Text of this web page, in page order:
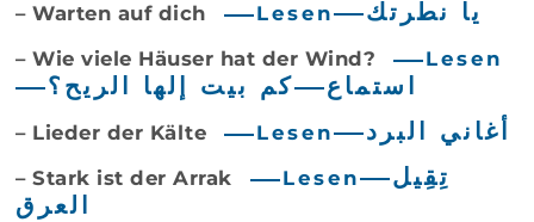
– Warten auf dich Lesen يا نطرتك
– Wie viele Häuser hat der Wind? Lesen
استماع كم بيت إلها الريح؟
– Lieder der Kälte Lesen أغاني البرد
– Stark ist der Arrak Lesen
تِقِيل
العرق